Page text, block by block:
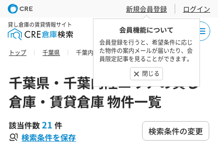
新規会員登録
会員機能について
会員登録を行うと、希望条件に応じ
た物件の案内メールが届いたり、会
員限定記事を見ることができます。
閉じる
ログイン
貸し倉庫の賃貸情報サイト
トップ 千葉県 千葉内陸エリアの貸し倉庫・賃貸倉庫 物件一覧
千葉県・千葉内陸エリアの貸し
倉庫・賃貸倉庫 物件一覧
該当件数21 件
検索条件を保存
検索条件の変更